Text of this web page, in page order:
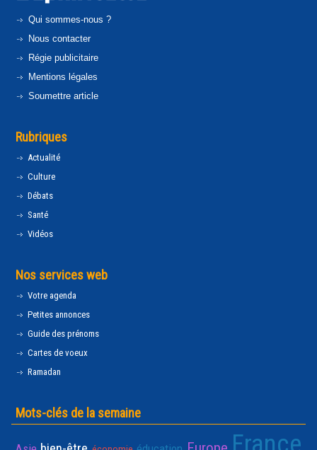
Qui sommes-nous ?
Nous contacter
Régie publicitaire
Mentions légales
Soumettre article
Rubriques
Actualité
Culture
Débats
Santé
Vidéos
Nos services web
Votre agenda
Petites annonces
Guide des prénoms
Cartes de voeux
Ramadan
Mots-clés de la semaine